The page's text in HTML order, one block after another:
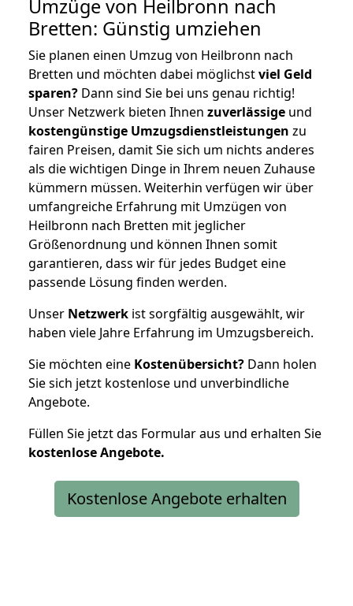
Umzüge von Heilbronn nach
Bretten: Günstig umziehen
Sie planen einen Umzug von Heilbronn nach
Bretten und möchten dabei möglichstviel Geld
sparen? Dann sind Sie bei uns genau richtig!
Unser Netzwerk bieten Ihnen zuverlässige und
kostengünstige Umzugsdienstleistungen zu
fairen Preisen, damit Sie sich um nichts anderes
als die wichtigen Dinge in Ihrem neuen Zuhause
kümmern müssen. Weiterhin verfügen wir über
umfangreiche Erfahrung mit Umzügen von
Heilbronn nach Bretten mit jeglicher
Größenordnung und können Ihnen somit
garantieren, dass wir für jedes Budget eine
passende Lösung finden werden.
Unser Netzwerk ist sorgfältig ausgewählt, wir
haben viele Jahre Erfahrung im Umzugsbereich.
Sie möchten eine Kostenübersicht? Dann holen
Sie sich jetzt kostenlose und unverbindliche
Angebote.
Füllen Sie jetzt das Formular aus und erhalten Sie
kostenloseAngebote.
Kostenlose Angebote erhalten